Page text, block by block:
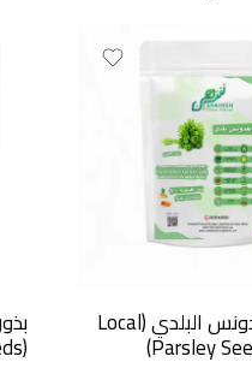
بذور البقدونس البلدي (Local
Parsley
(French Okra Zero Seeds)